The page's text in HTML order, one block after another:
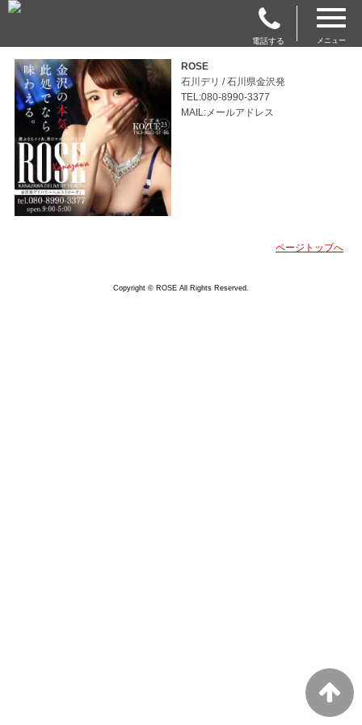
電話する メニュー
ROSE
石川デリ / 石川県金沢発
TEL:080-8990-3377
MAIL:メールアドレス
ページトップへ
Copyright © ROSE All Rights Reserved.